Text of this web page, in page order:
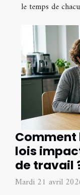
le temps de
Comment
lois
de travail
Mardi 21 avril